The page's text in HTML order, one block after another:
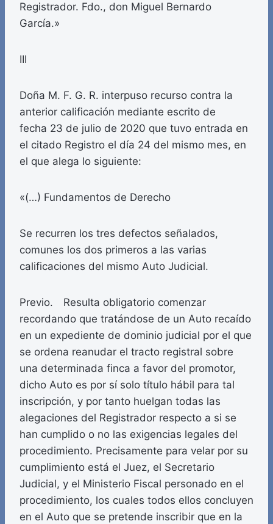
Registrador. Fdo., don Miguel Bernardo
García.»
III
Doña M. F. G. R. interpuso recurso contra la
anterior calificación mediante escrito de
fecha 23 de julio de 2020 que tuvo entrada en
el citado Registro el día 24 del mismo mes, en
el que alega lo siguiente:
«(…) Fundamentos de Derecho
Se recurren los tres defectos señalados,
comunes los dos primeros a las varias
calificaciones del mismo Auto Judicial.
Previo. Resulta obligatorio comenzar
recordando que tratándose de un Auto recaído
en un expediente de dominio judicial por el que
se ordena reanudar el tracto registral sobre
una determinada finca a favor del promotor,
dicho Auto es por sí solo título hábil para tal
inscripción, y por tanto huelgan todas las
alegaciones del Registrador respecto a si se
han cumplido o no las exigencias legales del
procedimiento. Precisamente para velar por su
cumplimiento está el Juez, el Secretario
Judicial, y el Ministerio Fiscal personado en el
procedimiento, los cuales todos ellos concluyen
en el Auto que se pretende inscribir que en la